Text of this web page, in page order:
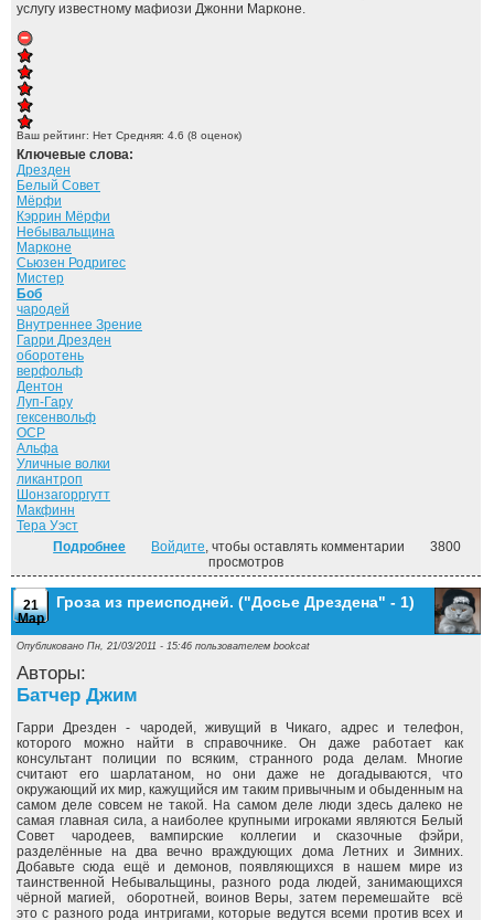
услугу известному мафиози Джонни Марконе.
Ваш рейтинг: Нет Средняя: 4.6 (8 оценок)
Ключевые слова:
Дрезден
Белый Совет
Мёрфи
Кэррин Мёрфи
Небывальщина
Марконе
Сьюзен Родригес
Мистер
Боб
чародей
Внутреннее Зрение
Гарри Дрезден
оборотень
верфольф
Дентон
Луп-Гару
гексенвольф
ОСР
Альфа
Уличные волки
ликантроп
Шонзагорргутт
Макфинн
Тера Уэст
Подробнее о Луна светит безумцам. ("Досье Дрездена" - 2)
Войдите, чтобы оставлять комментарии
3800
просмотров
21
Мар
Гроза из преисподней. ("Досье Дрездена" - 1)
Опубликовано Пн, 21/03/2011 - 15:46 пользователем bookcat
Авторы:
Батчер Джим
Гарри Дрезден - чародей, живущий в Чикаго, адрес и телефон,
которого можно найти в справочнике. Он даже работает как
консультант полиции по всяким, странного рода делам. Многие
считают его шарлатаном, но они даже не догадываются, что
окружающий их мир, кажущийся им таким привычным и обыденным на
самом деле совсем не такой. На самом деле люди здесь далеко не
самая главная сила, а наиболее крупными игроками являются Белый
Совет чародеев, вампирские коллегии и сказочные фэйри,
разделённые на два вечно враждующих дома Летних и Зимних.
Добавьте сюда ещё и демонов, появляющихся в нашем мире из
таинственной Небывальщины, разного рода людей, занимающихся
чёрной магией, оборотней, воинов Веры, затем перемешайте всё
это с разного рода интригами, которые ведутся всеми против всех и